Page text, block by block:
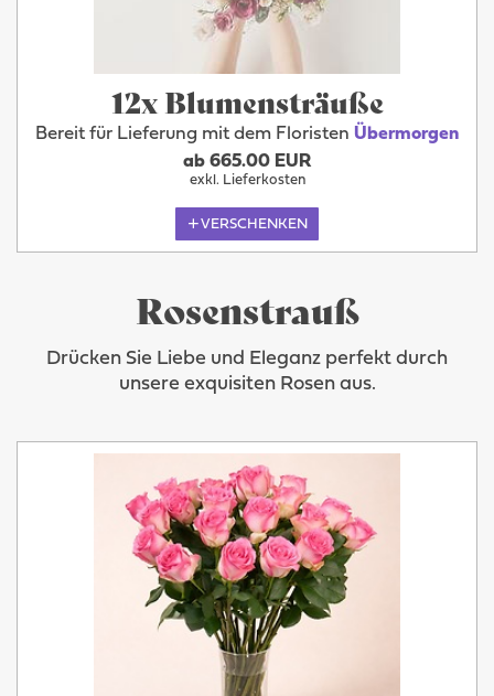
12x Blumensträuße
Bereit für Lieferung mit dem Floristen Übermorgen
ab 665.00 EUR
exkl. Lieferkosten
VERSCHENKEN
Rosenstrauß
Drücken Sie Liebe und Eleganz perfekt durch
unsere exquisiten Rosen aus.